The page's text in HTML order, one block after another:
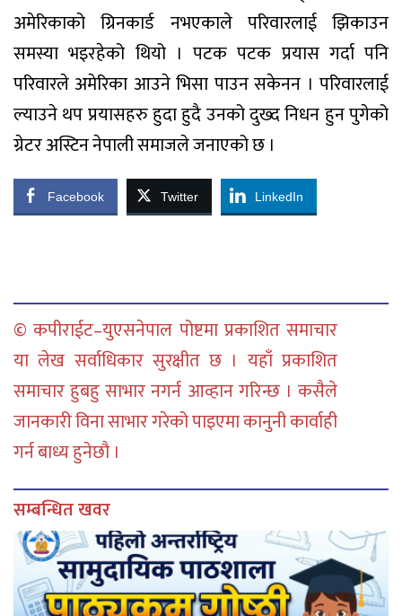
अमेरिकाको ग्रिनकार्ड नभएकाले परिवारलाई झिकाउन
समस्या भइरहेको थियो । पटक पटक प्रयास गर्दा पनि
परिवारले अमेरिका आउने भिसा पाउन सकेनन । परिवारलाई
ल्याउने थप प्रयासहरु हुदा हुदै उनको दुख्द निधन हुन पुगेको
ग्रेटर अस्टिन नेपाली समाजले जनाएको छ ।
Facebook Twitter LinkedIn
© कपीराईट–युएसनेपाल पोष्टमा प्रकाशित समाचार
या लेख सर्वाधिकार सुरक्षीत छ । यहाँ प्रकाशित
समाचार हुबहु साभार नगर्न आव्हान गरिन्छ । कसैले
जानकारी विना साभार गरेको पाइएमा कानुनी कार्वाही
गर्न बाध्य हुनेछौ ।
सम्बन्धित खवर